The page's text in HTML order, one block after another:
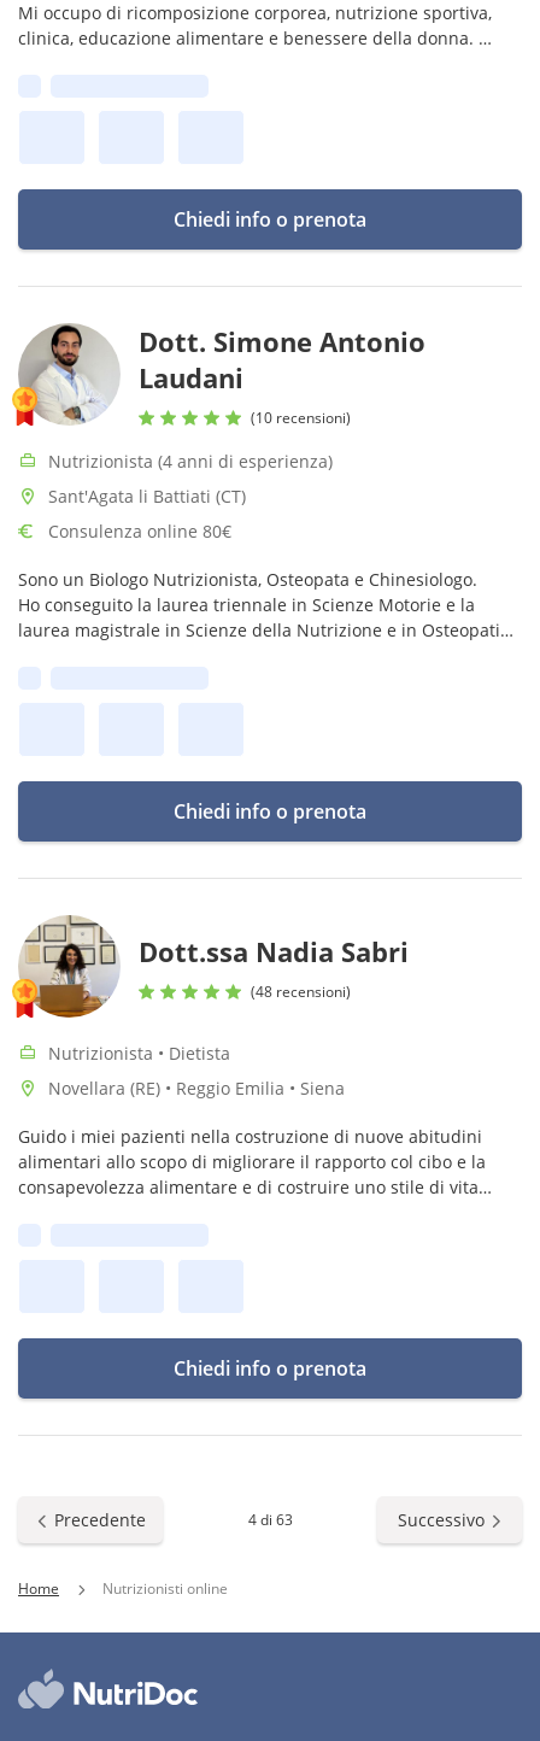
Mi occupo di ricomposizione corporea, nutrizione sportiva,
clinica, educazione alimentare e benessere della donna.
Chiedi info o prenota
Dott. Simone Antonio
Laudani
(10 recensioni)
Nutrizionista (4 anni di esperienza)
Sant'Agata li Battiati (CT)
Consulenza online 80€
Sono un Biologo Nutrizionista, Osteopata e Chinesiologo.
Ho conseguito la laurea triennale in Scienze Motorie e la
laurea magistrale in Scienze della Nutrizione e in Osteopatia.
Chiedi info o prenota
Dott.ssa Nadia Sabri
(48 recensioni)
Nutrizionista • Dietista
Novellara (RE) • Reggio Emilia • Siena
Guido i miei pazienti nella costruzione di nuove abitudini
alimentari allo scopo di migliorare il rapporto col cibo e la
consapevolezza alimentare e di costruire uno stile di vita
Chiedi info o prenota
Precedente 4 di 63 Successivo
Home Nutrizionisti online